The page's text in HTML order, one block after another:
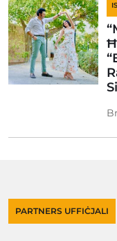
PARTNERS UFFIĊJALI